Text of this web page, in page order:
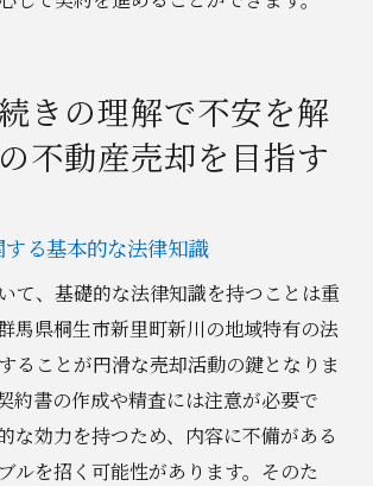
きの理解で不安を解
不動産売却を目指す
る基本的な法律知識
て、基礎的な法律知識を持つことは重
馬県桐生市新里町新川の地域特有の法
ることが円滑な売却活動の鍵となりま
約書の作成や精査には注意が必要で
な効力を持つため、内容に不備がある
ルを招く可能性があります。そのた